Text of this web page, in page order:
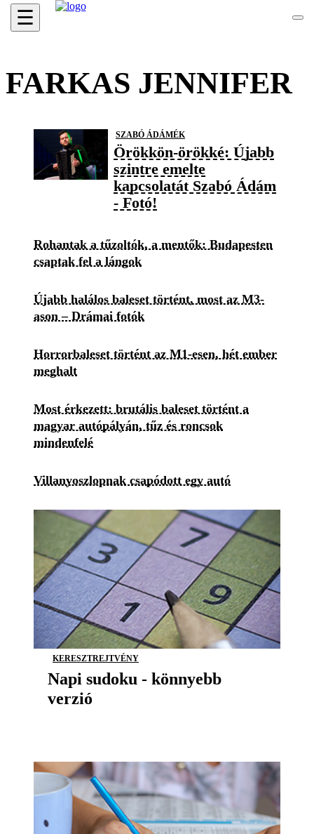
☰
FARKAS JENNIFER
SZABÓ ÁDÁMÉK
Örökkön-örökké: Újabb
szintre emelte
kapcsolatát Szabó Ádám
- Fotó!
Rohantak a tűzoltók, a mentők: Budapesten
csaptak fel a lángok
Újabb halálos baleset történt, most az M3-
ason – Drámai fotók
Horrorbaleset történt az M1-esen, hét ember
meghalt
Most érkezett: brutális baleset történt a
magyar autópályán, tűz és roncsok
mindenfelé
Villanyoszlopnak csapódott egy autó
KERESZTREJTVÉNY
Napi sudoku - könnyebb
verzió